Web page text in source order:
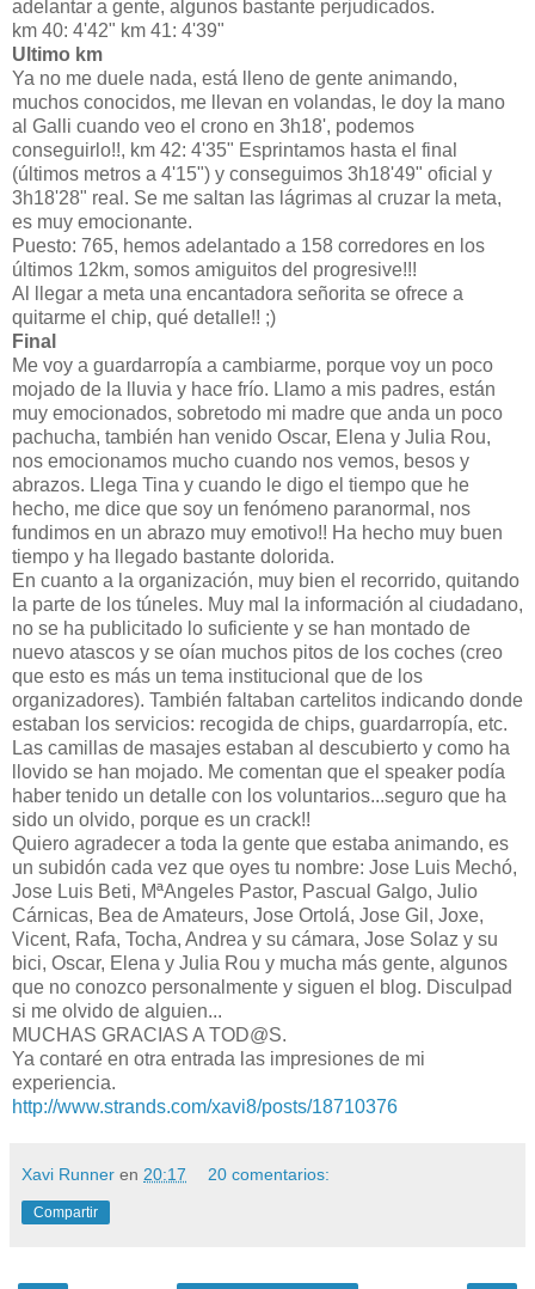
adelantar a gente, algunos bastante perjudicados.
km 40: 4'42" km 41: 4'39"
Ultimo km
Ya no me duele nada, está lleno de gente animando,
muchos conocidos, me llevan en volandas, le doy la mano
al Galli cuando veo el crono en 3h18', podemos
conseguirlo!!, km 42: 4'35" Esprintamos hasta el final
(últimos metros a 4'15") y conseguimos 3h18'49" oficial y
3h18'28" real. Se me saltan las lágrimas al cruzar la meta,
es muy emocionante.
Puesto: 765, hemos adelantado a 158 corredores en los
últimos 12km, somos amiguitos del progresive!!!
Al llegar a meta una encantadora señorita se ofrece a
quitarme el chip, qué detalle!! ;)
Final
Me voy a guardarropía a cambiarme, porque voy un poco
mojado de la lluvia y hace frío. Llamo a mis padres, están
muy emocionados, sobretodo mi madre que anda un poco
pachucha, también han venido Oscar, Elena y Julia Rou,
nos emocionamos mucho cuando nos vemos, besos y
abrazos. Llega Tina y cuando le digo el tiempo que he
hecho, me dice que soy un fenómeno paranormal, nos
fundimos en un abrazo muy emotivo!! Ha hecho muy buen
tiempo y ha llegado bastante dolorida.
En cuanto a la organización, muy bien el recorrido, quitando
la parte de los túneles. Muy mal la información al ciudadano,
no se ha publicitado lo suficiente y se han montado de
nuevo atascos y se oían muchos pitos de los coches (creo
que esto es más un tema institucional que de los
organizadores). También faltaban cartelitos indicando donde
estaban los servicios: recogida de chips, guardarropía, etc.
Las camillas de masajes estaban al descubierto y como ha
llovido se han mojado. Me comentan que el speaker podía
haber tenido un detalle con los voluntarios...seguro que ha
sido un olvido, porque es un crack!!
Quiero agradecer a toda la gente que estaba animando, es
un subidón cada vez que oyes tu nombre: Jose Luis Mechó,
Jose Luis Beti, MªAngeles Pastor, Pascual Galgo, Julio
Cárnicas, Bea de Amateurs, Jose Ortolá, Jose Gil, Joxe,
Vicent, Rafa, Tocha, Andrea y su cámara, Jose Solaz y su
bici, Oscar, Elena y Julia Rou y mucha más gente, algunos
que no conozco personalmente y siguen el blog. Disculpad
si me olvido de alguien...
MUCHAS GRACIAS A TOD@S.
Ya contaré en otra entrada las impresiones de mi
experiencia.
http://www.strands.com/xavi8/posts/18710376
Xavi Runner en 20:17 20 comentarios:
Compartir